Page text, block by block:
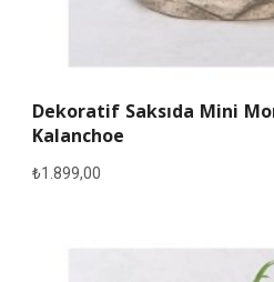
Dekoratif Saksıda Mini
Kalanchoe
₺1.899,00